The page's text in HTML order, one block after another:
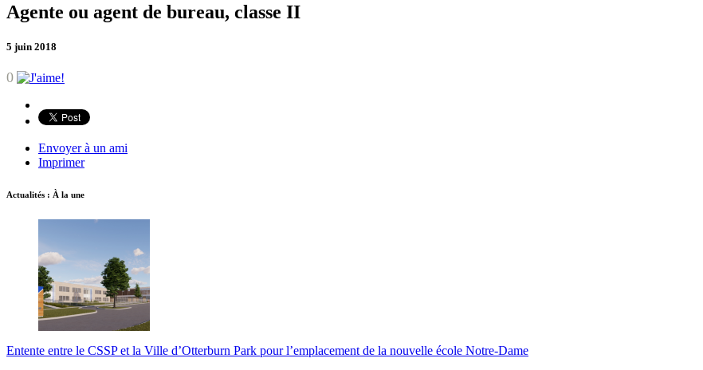
Agente ou agent de bureau, classe II
5 juin 2018
0
Envoyer à un ami
Imprimer
Actualités : À la une
Entente entre le CSSP et la Ville d’Otterburn Park pour l’emplacement de la nouvelle école Notre-Dame